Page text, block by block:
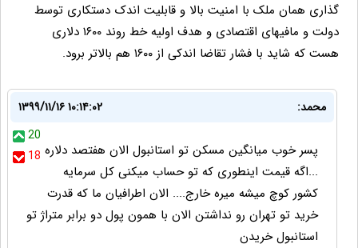
گذاری همان ملک با امنیت بالا و قابلیت اندک دستکاری توسط
دولت و مافیهای اقتصادی و هدف اولیه خط روند ۱۶۰۰ دلاری
هست که شاید با فشار تقاضا اندکی از ۱۶۰۰ هم بالاتر برود.
محمد:
۱۳۹۹/۱۱/۱۶ ۱۰:۱۴:۰۲
20
18 پسر خوب میانگین مسکن تو استانبول الان هفتصد دلاره
...اگه قیمت اینطوری که تو حساب میکنی کل سرمایه
کشور کوچ میشه میره خارج.... الان اطرافیان ما که قدرت
خرید تو تهران رو نداشتن الان با همون پول دو برابر متراژ تو
استانبول خریدن